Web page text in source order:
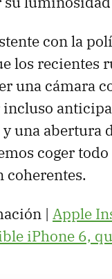
con la
los recientes
una cámara
y una abertura
coger
| Apple
iPhone 6,